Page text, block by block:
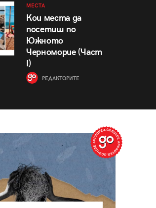
МЕСТА
Кои места да
посетиш по
Южното
Черноморие (Част
I)
РЕДАКТОРИТЕ